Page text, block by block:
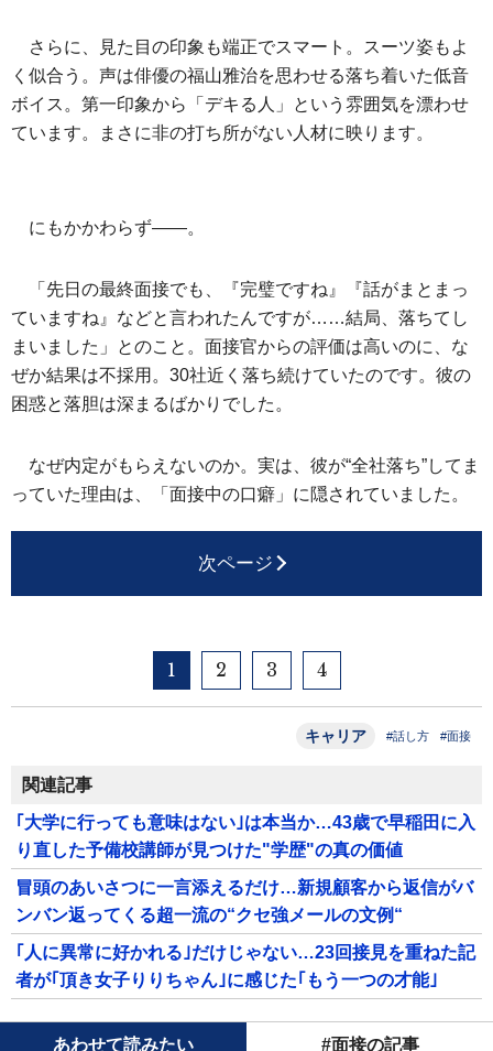
さらに、見た目の印象も端正でスマート。スーツ姿もよ
く似合う。声は俳優の福山雅治を思わせる落ち着いた低音
ボイス。第一印象から「デキる人」という雰囲気を漂わせ
ています。まさに非の打ち所がない人材に映ります。
にもかかわらず――。
「先日の最終面接でも、『完璧ですね』『話がまとまっ
ていますね』などと言われたんですが……結局、落ちてし
まいました」とのこと。面接官からの評価は高いのに、な
ぜか結果は不採用。30社近く落ち続けていたのです。彼の
困惑と落胆は深まるばかりでした。
なぜ内定がもらえないのか。実は、彼が“全社落ち”してま
っていた理由は、「面接中の口癖」に隠されていました。
次ページ
1 2 3 4
キャリア #話し方 #面接
関連記事
｢大学に行っても意味はない｣は本当か…43歳で早稲田に入
り直した予備校講師が見つけた"学歴"の真の価値
冒頭のあいさつに一言添えるだけ…新規顧客から返信がバ
ンバン返ってくる超一流の“クセ強メールの文例“
｢人に異常に好かれる｣だけじゃない…23回接見を重ねた記
者が｢頂き女子りりちゃん｣に感じた｢もう一つの才能｣
あわせて読みたい #面接の記事